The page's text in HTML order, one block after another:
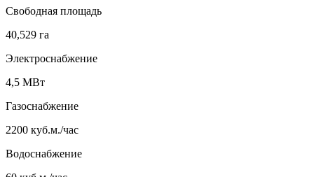
Свободная площадь
40,529 га
Электроснабжение
4,5 МВт
Газоснабжение
2200 куб.м./час
Водоснабжение